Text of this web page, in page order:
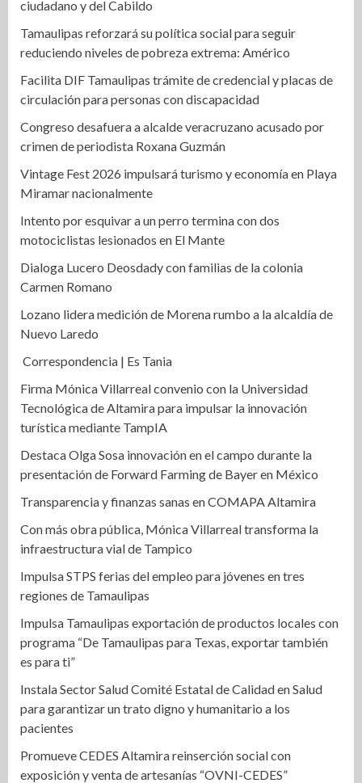
ciudadano y del Cabildo
Tamaulipas reforzará su política social para seguir
reduciendo niveles de pobreza extrema: Américo
Facilita DIF Tamaulipas trámite de credencial y placas de
circulación para personas con discapacidad
Congreso desafuera a alcalde veracruzano acusado por
crimen de periodista Roxana Guzmán
Vintage Fest 2026 impulsará turismo y economía en Playa
Miramar nacionalmente
Intento por esquivar a un perro termina con dos
motociclistas lesionados en El Mante
Dialoga Lucero Deosdady con familias de la colonia
Carmen Romano
Lozano lidera medición de Morena rumbo a la alcaldía de
Nuevo Laredo
Correspondencia | Es Tania
Firma Mónica Villarreal convenio con la Universidad
Tecnológica de Altamira para impulsar la innovación
turística mediante TampIA
Destaca Olga Sosa innovación en el campo durante la
presentación de Forward Farming de Bayer en México
Transparencia y finanzas sanas en COMAPA Altamira
Con más obra pública, Mónica Villarreal transforma la
infraestructura vial de Tampico
Impulsa STPS ferias del empleo para jóvenes en tres
regiones de Tamaulipas
Impulsa Tamaulipas exportación de productos locales con
programa “De Tamaulipas para Texas, exportar también
es para ti”
Instala Sector Salud Comité Estatal de Calidad en Salud
para garantizar un trato digno y humanitario a los
pacientes
Promueve CEDES Altamira reinserción social con
exposición y venta de artesanías “OVNI-CEDES”